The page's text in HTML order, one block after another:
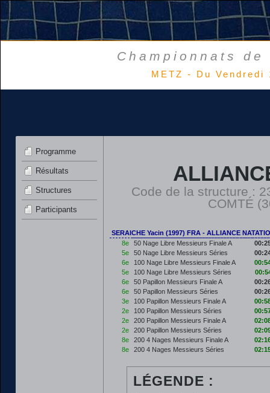
Championnats
METZ - Du
Programme
Résultats
Structures
Participants
Code de la structure :
COMTÉ
SERAICHE Yacin (1997) FRA - ALLIANCE
8e
50 Nage Libre Messieurs Finale A
5e
50 Nage Libre Messieurs Séries
6e
100 Nage Libre Messieurs Finale A
5e
100 Nage Libre Messieurs Séries
6e
50 Papillon Messieurs Finale A
6e
50 Papillon Messieurs Séries
3e
100 Papillon Messieurs Finale A
2e
100 Papillon Messieurs Séries
2e
200 Papillon Messieurs Finale A
2e
200 Papillon Messieurs Séries
8e
200 4 Nages Messieurs Finale A
8e
200 4 Nages Messieurs Séries
LÉGENDE :